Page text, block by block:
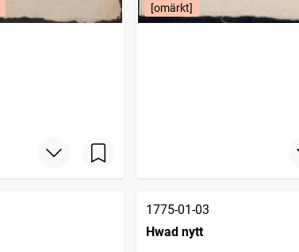
[omärkt]
1775-01-03
Hwad nytt